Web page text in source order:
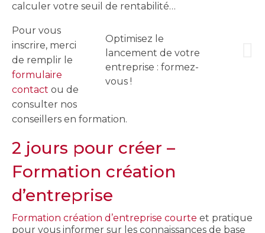
calculer votre seuil de rentabilité…
Optimisez le
lancement de votre
entreprise : formez-
vous !
Pour vous
inscrire, merci
de remplir le
formulaire
contact ou de
consulter nos
conseillers en formation.
2 jours pour créer –
Formation création
d’entreprise
Formation création d’entreprise courte et pratique
pour vous informer sur les connaissances de base